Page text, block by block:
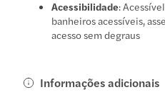
Acessibilidade:
banheiros acessíveis,
acesso sem degraus
Informações adicionais